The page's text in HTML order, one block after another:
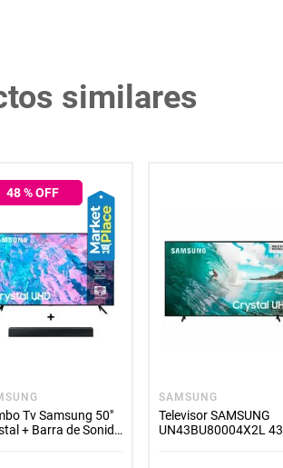
similares
48% OFF
Tv Samsung 50"
+ Barra de Sonido
SAMSUNG
Televisor SAMSUNG
UN43BU80004X2L 43